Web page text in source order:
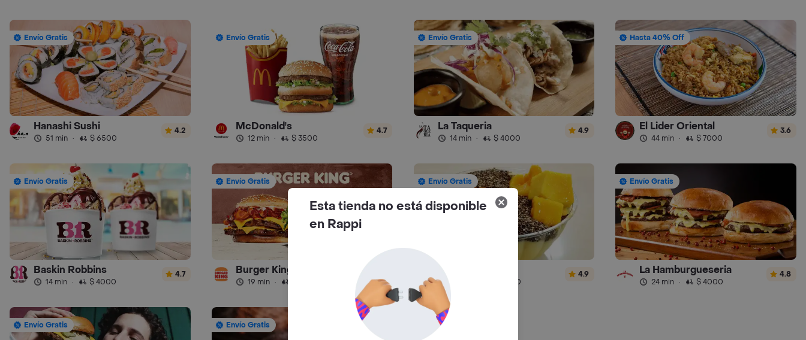
Envío Gratis
Hanashi Sushi
51 min · $ 6500
4.2
Envío Gratis
McDonald's
12 min · $ 3500
4.7
Envío Gratis
La Taqueria
14 min · $ 4000
4.9
Hasta 40% Off
El Lider Oriental
44 min · $ 7000
3.6
Envío Gratis
Baskin Robbins
14 min · $ 4000
4.7
Envío Gratis
Burger King
19 min ·
Envío Gratis
Juice Place
$ 6500
4.9
Envío Gratis
La Hamburgueseria
24 min · $ 4000
4.8
Envío Gratis Envío Gratis
Esta tienda no está disponible
en Rappi